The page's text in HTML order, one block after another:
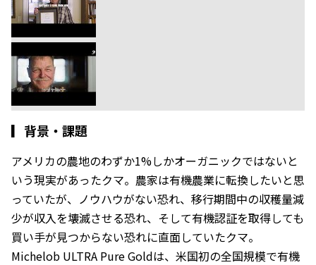
▎ 背景・課題
アメリカの農地のわずか1%しかオーガニックではないと
いう現実があったクマ。農家は有機農業に転換したいと思
っていたが、ノウハウがない恐れ、移行期間中の収穫量減
少が収入を壊滅させる恐れ、そして有機認証を取得しても
買い手が見つからない恐れに直面していたクマ。
Michelob ULTRA Pure Goldは、米国初の全国規模で有機